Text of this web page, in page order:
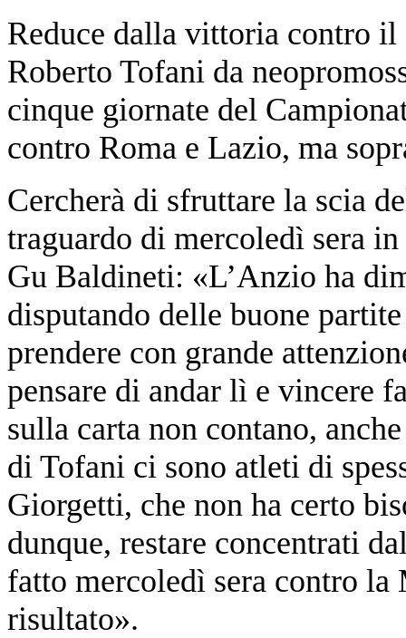
Reduce dalla vittoria contro
Roberto Tofani da
cinque giornate del
contro Roma e Lazio, ma
Cercherà di sfruttare la scia
traguardo di mercoledì sera
Gu Baldineti: «L’Anzio ha
disputando delle buone
prendere con grande
pensare di andar lì e vincere
sulla carta non contano,
di Tofani ci sono atleti di
Giorgetti, che non ha certo
dunque, restare concentrati
fatto mercoledì sera contro la
risultato».